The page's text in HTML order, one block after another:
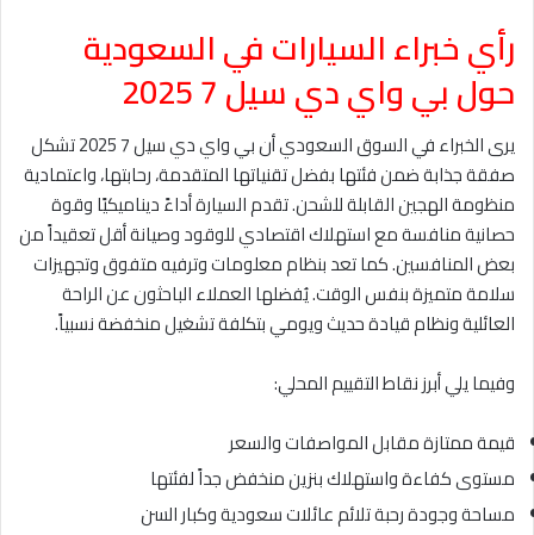
رأي خبراء السيارات في السعودية
حول بي واي دي سيل 7 2025
يرى الخبراء في السوق السعودي أن بي واي دي سيل 7 2025 تشكل
صفقة جذابة ضمن فئتها بفضل تقنياتها المتقدمة، رحابتها، واعتمادية
منظومة الهجين القابلة للشحن. تقدم السيارة أداءً ديناميكيًا وقوة
حصانية منافسة مع استهلاك اقتصادي للوقود وصيانة أقل تعقيداً من
بعض المنافسين. كما تعد بنظام معلومات وترفيه متفوق وتجهيزات
سلامة متميزة بنفس الوقت. يُفضلها العملاء الباحثون عن الراحة
العائلية ونظام قيادة حديث ويومي بتكلفة تشغيل منخفضة نسبياً.
وفيما يلي أبرز نقاط التقييم المحلي:
قيمة ممتازة مقابل المواصفات والسعر
مستوى كفاءة واستهلاك بنزين منخفض جداً لفئتها
مساحة وجودة رحبة تلائم عائلات سعودية وكبار السن